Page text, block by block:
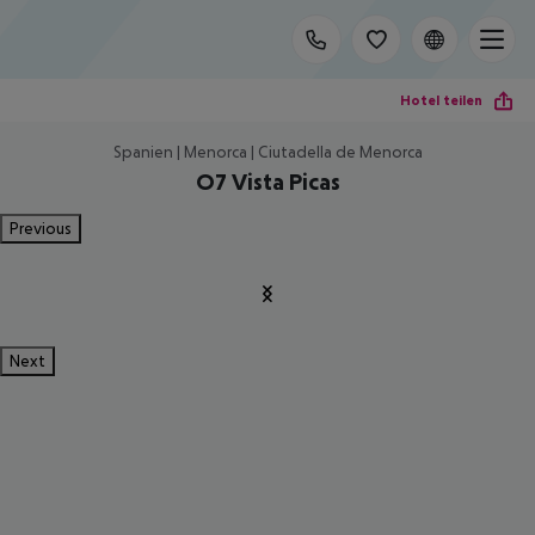
Hotel teilen
Spanien | Menorca | Ciutadella de Menorca
O7 Vista Picas
Previous
Next